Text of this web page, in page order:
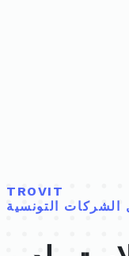
TROVIT
الشركات التونسية